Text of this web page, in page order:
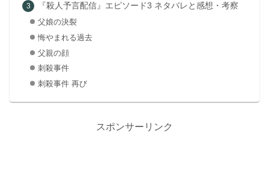
『殺人予言配信』エピソード3 ネタバレと感想・考察
父娘の決裂
悔やまれる過去
父親の顔
刺殺事件
刺殺事件 再び
スポンサーリンク